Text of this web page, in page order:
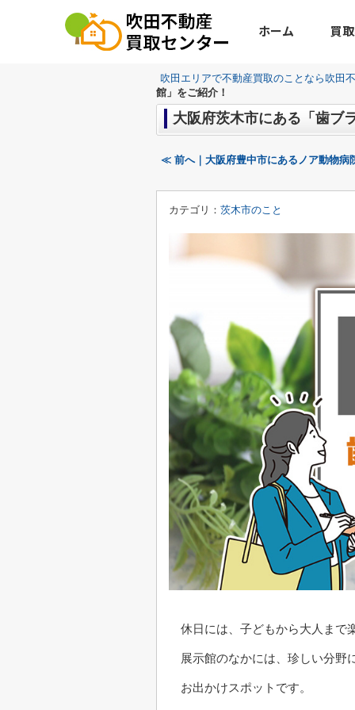
ホーム 買
吹田エリアで不動産買取のことなら吹田
館」をご紹介！
大阪府茨木市にある「歯ブ
≪ 前へ｜大阪府豊中市にあるノア動物病
カテゴリ： 茨木市のこと
休日には、子どもから大人まで
展示館のなかには、珍しい分野
お出かけスポットです。